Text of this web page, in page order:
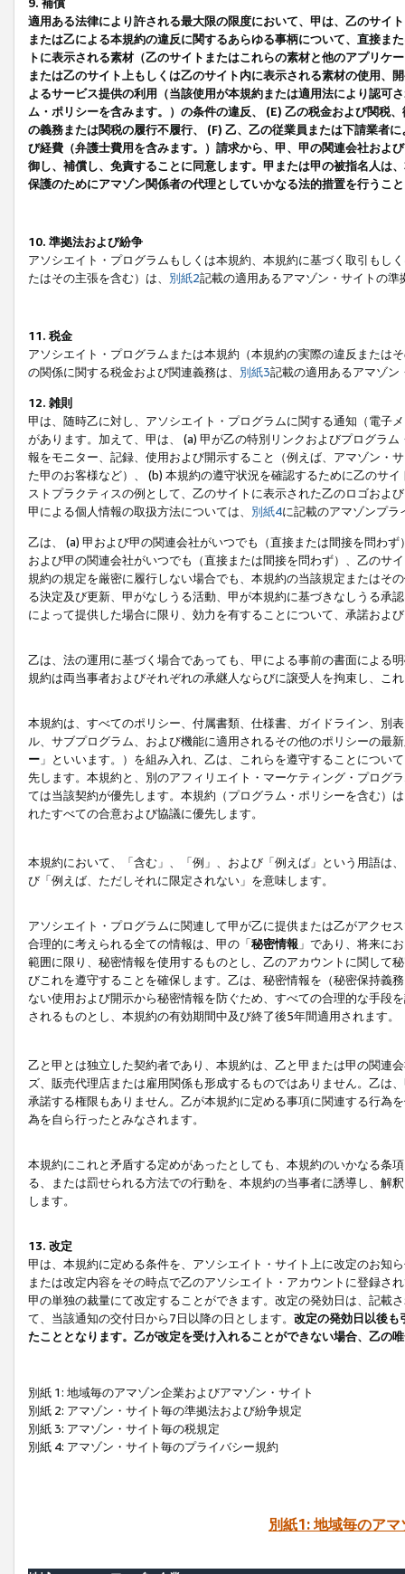
9. 補償
適用ある法律により許される最大限の限度において、甲は、乙のサイ
または乙による本規約の違反に関するあらゆる事柄について、直接ま
トに表示される素材（乙のサイトまたはこれらの素材と他のアプリ
または乙のサイト上もしくは乙のサイト内に表示される素材の使用、
よるサービス提供の利用（当該使用が本規約または適用法により認可
ム・ポリシーを含みます。）の条件の違反、 (E) 乙の税金および関税
の義務または関税の履行不履行、 (F) 乙、乙の従業員または下請業者
び経費（弁護士費用を含みます。）請求から、甲、甲の関連会社およ
御し、補償し、免責することに同意します。甲または甲の被指名人は
保護のためにアマゾン関係者の代理としていかなる法的措置を行うこ
10. 準拠法および紛争
アソシエイト・プログラムもしくは本規約、本規約に基づく取引もし
たはその主張を含む）は、 別紙2記載の適用あるアマゾン・サイトの
11. 税金
アソシエイト・プログラムまたは本規約（本規約の実際の違反または
の関係に関する税金および関連義務は、 別紙3記載の適用あるアマゾン
12. 雑則
甲は、随時乙に対し、アソシエイト・プログラムに関する通知（電子
があります。加えて、甲は、 (a) 甲が乙の特別リンクおよびプログラ
報をモニター、記録、使用および開示すること（例えば、アマゾン・
た甲のお客様など）、 (b) 本規約の遵守状況を確認するために乙のサ
ストプラクティスの例として、乙のサイトに表示された乙のロゴおよ
甲による個人情報の取扱方法については、 別紙4に記載のアマゾンプ
乙は、 (a) 甲および甲の関連会社がいつでも（直接または間接を問わ
および甲の関連会社がいつでも（直接または間接を問わず）、乙のサ
規約の規定を厳密に履行しない場合でも、本規約の当該規定またはそ
る決定及び更新、甲がなしうる活動、甲が本規約に基づきなしうる承
によって提供した場合に限り、効力を有することについて、承諾およ
乙は、法の運用に基づく場合であっても、甲による事前の書面による
規約は両当事者およびそれぞれの承継人ならびに譲受人を拘束し、こ
本規約は、すべてのポリシー、付属書類、仕様書、ガイドライン、別
ル、サブプログラム、および機能に適用されるその他のポリシーの最
ー 」といいます。）を組み入れ、乙は、これらを遵守することにつ
先します。本規約と、別のアフィリエイト・マーケティング・プログ
ては当該契約が優先します。本規約（プログラム・ポリシーを含む）
れたすべての合意および協議に優先します。
本規約において、「含む」、「例」、および「例えば」という用語は
び「例えば、ただしそれに限定されない」を意味します。
アソシエイト・プログラムに関連して甲が乙に提供または乙がアクセ
合理的に考えられる全ての情報は、甲の「秘密情報 」であり、将来に
範囲に限り、秘密情報を使用するものとし、乙のアカウントに関して
びこれを遵守することを確保します。乙は、秘密情報を（秘密保持義
ない使用および開示から秘密情報を防ぐため、すべての合理的な手段
されるものとし、本規約の有効期間中及び終了後5年間適用されます。
乙と甲とは独立した契約者であり、本規約は、乙と甲または甲の関連
ズ、販売代理店または雇用関係も形成するものではありません。乙は
承諾する権限もありません。乙が本規約に定める事項に関連する行為
為を自ら行ったとみなされます。
本規約にこれと矛盾する定めがあったとしても、本規約のいかなる条
る、または罰せられる方法での行動を、本規約の当事者に誘導し、解
します。
13. 改定
甲は、本規約に定める条件を、アソシエイト・サイト上に改定のお知
または改定内容をその時点で乙のアソシエイト・アカウントに登録さ
甲の単独の裁量にて改定することができます。改定の発効日は、記載
て、当該通知の交付日から7日以降の日とします。 改定の発効日以後も
たこととなります。乙が改定を受け入れることができない場合、乙の
別紙 1: 地域毎のアマゾン企業およびアマゾン・サイト
別紙 2: アマゾン・サイト毎の準拠法および紛争規定
別紙 3: アマゾン・サイト毎の税規定
別紙 4: アマゾン・サイト毎のプライバシー規約
別紙1: 地域毎のア